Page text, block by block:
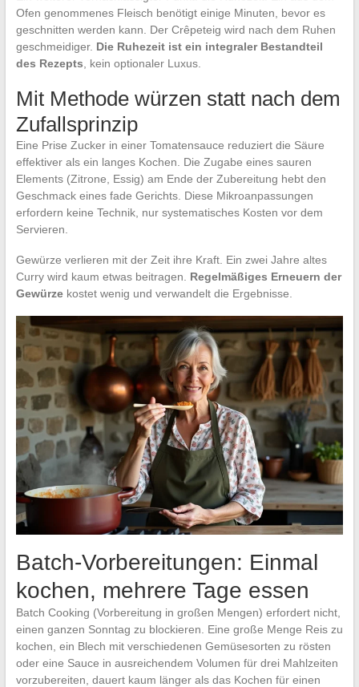
Ofen genommenes Fleisch benötigt einige Minuten, bevor es
geschnitten werden kann. Der Crêpeteig wird nach dem Ruhen
geschmeidiger. Die Ruhezeit ist ein integraler Bestandteil
des Rezepts, kein optionaler Luxus.
Mit Methode würzen statt nach dem
Zufallsprinzip
Eine Prise Zucker in einer Tomatensauce reduziert die Säure
effektiver als ein langes Kochen. Die Zugabe eines sauren
Elements (Zitrone, Essig) am Ende der Zubereitung hebt den
Geschmack eines fade Gerichts. Diese Mikroanpassungen
erfordern keine Technik, nur systematisches Kosten vor dem
Servieren.
Gewürze verlieren mit der Zeit ihre Kraft. Ein zwei Jahre altes
Curry wird kaum etwas beitragen. Regelmäßiges Erneuern der
Gewürzekostet wenig und verwandelt die Ergebnisse.
Batch-Vorbereitungen: Einmal
kochen, mehrere Tage essen
Batch Cooking (Vorbereitung in großen Mengen) erfordert nicht,
einen ganzen Sonntag zu blockieren. Eine große Menge Reis zu
kochen, ein Blech mit verschiedenen Gemüsesorten zu rösten
oder eine Sauce in ausreichendem Volumen für drei Mahlzeiten
vorzubereiten, dauert kaum länger als das Kochen für einen